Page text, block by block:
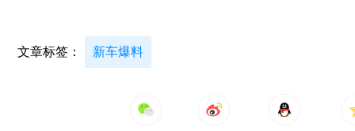
文章标签： 新车爆料